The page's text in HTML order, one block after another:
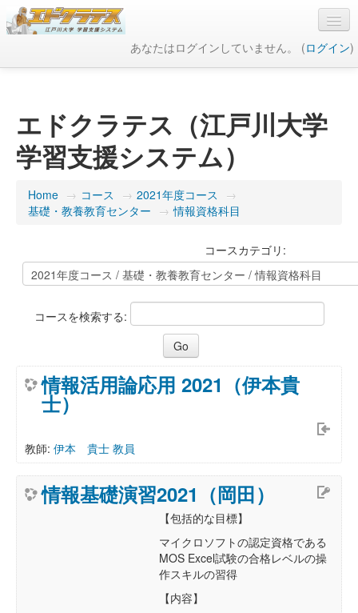
あなたはログインしていません。 (ログイン)
エドクラテス（江戸川大学
学習支援システム）
Home → コース → 2021年度コース
→
基礎・教養教育センター → 情報資格科目
コースカテゴリ:
コースを検索する:
情報活用論応用 2021（伊本貴
士）
教師: 伊本 貴士 教員
情報基礎演習2021（岡田）
【包括的な目標】
マイクロソフトの認定資格である
MOS Excel試験の合格レベルの操
作スキルの習得
【内容】